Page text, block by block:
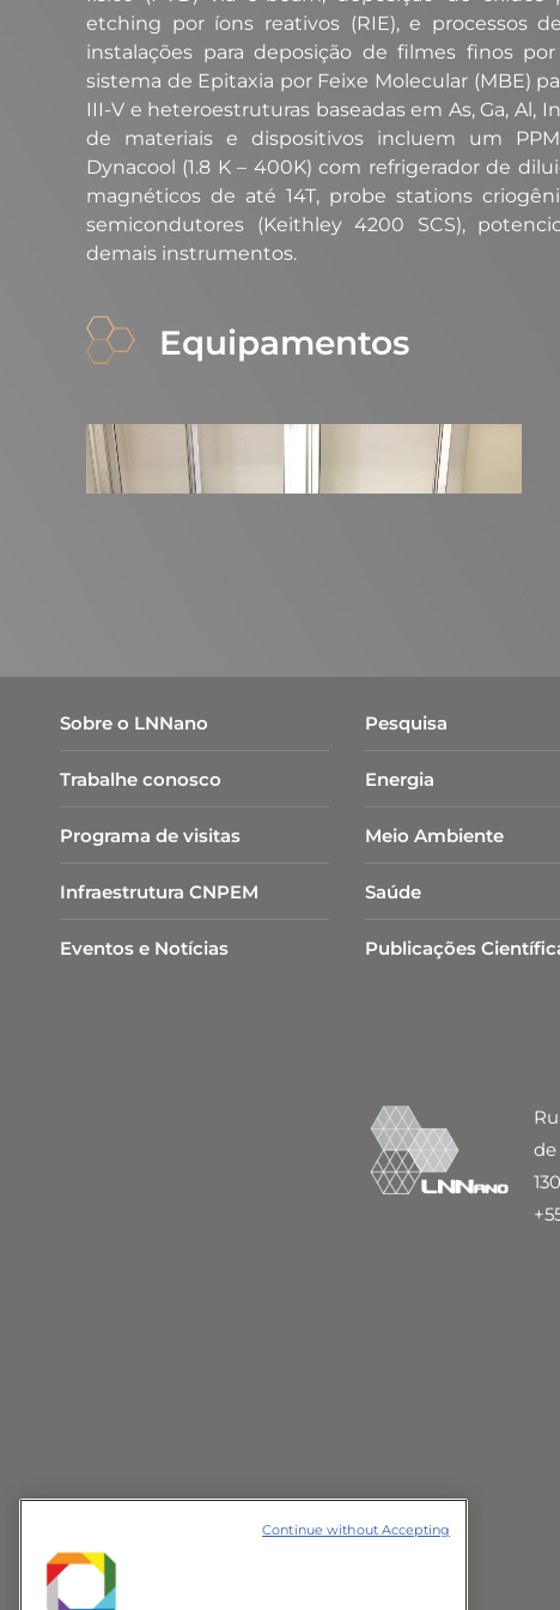
etching por íons reativos (RIE), e processos
instalações para deposição de filmes finos
sistema de Epitaxia por Feixe Molecular (MBE)
III-V e heteroestruturas baseadas em As, Ga, Al,
de materiais e dispositivos incluem um
Dynacool (1.8 K – 400K) com refrigerador de
magnéticos de até 14T, probe stations
semicondutores (Keithley 4200 SCS),
demais instrumentos.​
Equipamentos
PPMS
Campo magnético: 0 a ± 14 T;
Tamanho de amostra: ≤ 8 mm
≤ 3 mm (para calor específico).
Sobre o LNNano
Trabalhe conosco
Programa de visitas
Infraestrutura CNPEM
Eventos e Notícias
Pesquisa
Energia
Meio Ambiente
Saúde
Publicações
de
Continue without Accepting